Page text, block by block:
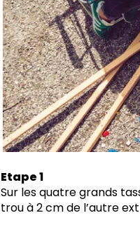
Etape 1
Sur les quatre grands
trou à 2 cm de l’autre